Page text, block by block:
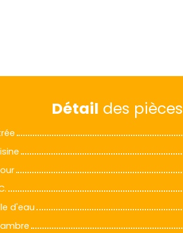
Détail des pièces
d'eau